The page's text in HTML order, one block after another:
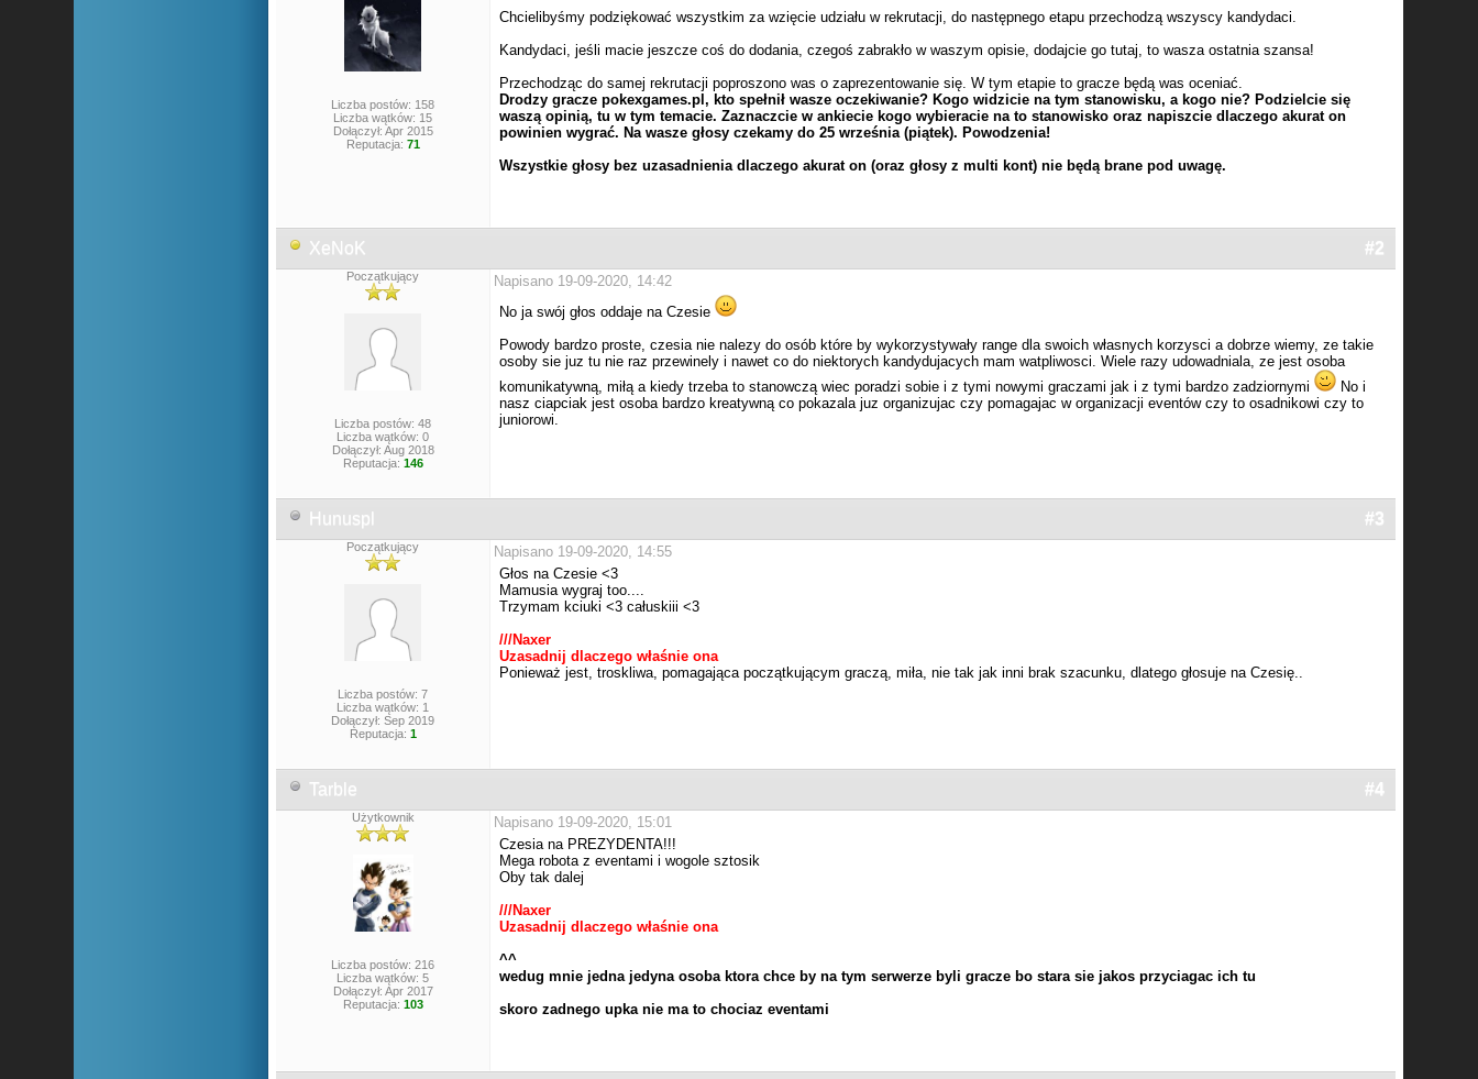
Liczba postów: 158
Liczba wątków: 15
Dołączył: Apr 2015
Reputacja: 71
Chcielibyśmy podziękować wszystkim za wzięcie udziału w rekrutacji,do następnego etapu przechodzą wszyscy kandydaci.
Kandydaci, jeśli macie jeszcze coś do dodania, czegoś zabrakło w waszym opisie, dodajcie go tutaj, to wasza ostatnia szansa!
Przechodząc do samej rekrutacji poproszono was o zaprezentowanie się. W tym etapie to gracze będą was oceniać.
Drodzy gracze pokexgames.pl, kto spełnił wasze oczekiwanie? Kogo widzicie na tym stanowisku, a kogo nie? Podzielcie się
waszą opinią, tu w tym temacie. Zaznaczcie w ankiecie kogo wybieracie na to stanowisko oraz napiszcie dlaczego akurat on
powinien wygrać. Na wasze głosy czekamy do 25 września (piątek). Powodzenia!
Wszystkie głosy bez uzasadnienia dlaczego akurat on (oraz głosy z multi kont) nie będą brane pod uwagę.
XeNoK #2
Początkujący
Liczba postów: 48
Liczba wątków: 0
Dołączył: Aug 2018
Reputacja: 146
Napisano 19-09-2020, 14:42
No ja swój głos oddaje na Czesie
Powody bardzo proste, czesia nie nalezy do osób które by wykorzystywały range dla swoich własnych korzysci a dobrze wiemy, ze takie
osoby sie juz tu nie raz przewinely i nawet co do niektorych kandydujacych mam watpliwosci. Wiele razy udowadniala, ze jest osoba
komunikatywną, miłą a kiedy trzeba to stanowczą wiec poradzi sobie i z tymi nowymi graczami jak i z tymi bardzo zadziornymi
No i
nasz ciapciak jest osoba bardzo kreatywną co pokazala juz organizujac czy pomagajac w organizacji eventów czy to osadnikowi czy to
juniorowi.
Hunuspl #3
Początkujący
Liczba postów: 7
Liczba wątków: 1
Dołączył: Sep 2019
Reputacja: 1
Napisano 19-09-2020, 14:55
Głos na Czesie <3
Mamusia wygraj too....
Trzymam kciuki <3 całuskiii <3
///Naxer
Uzasadnij dlaczego właśnie ona
Ponieważ jest, troskliwa, pomagająca początkującym graczą, miła, nie tak jak inni brak szacunku, dlatego głosuje na Czesię..
Tarble #4
Użytkownik
Liczba postów: 216
Liczba wątków: 5
Dołączył: Apr 2017
Reputacja: 103
Napisano 19-09-2020, 15:01
Czesia na PREZYDENTA!!!
Mega robota z eventami i wogole sztosik
Oby tak dalej
///Naxer
Uzasadnij dlaczego właśnie ona
^^
wedug mnie jedna jedyna osoba ktora chce by na tym serwerze byli gracze bo stara sie jakos przyciagac ich tu
skoro zadnego upka nie ma to chociaz eventami